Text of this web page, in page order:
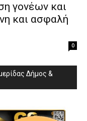
γονέων και
και ασφαλή
0
Δήμος &